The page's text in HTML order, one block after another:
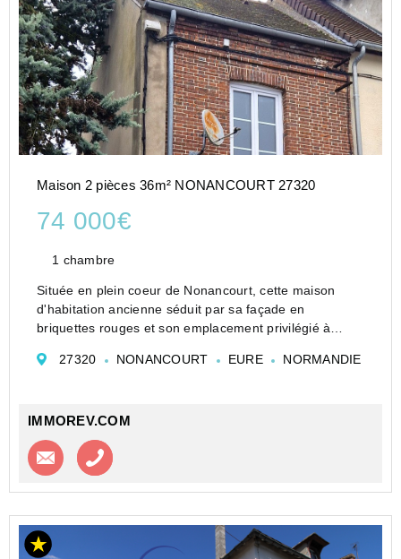
NONANCOURT
(27320)
Maison 2 pièces 36m² NONANCOURT 27320
74 000€
1 chambre
Située en plein coeur de Nonancourt, cette maison
d'habitation ancienne séduit par sa façade en
briquettes rouges et son emplacement privilégié à
Au rez-de-chaussée : Vous découvrirez une entrée,
27320 NONANCOURT EURE NORMANDIE
IMMOREV.COM
Contacter l'agence